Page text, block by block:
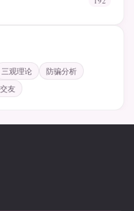
三观理论
防骗分析
友